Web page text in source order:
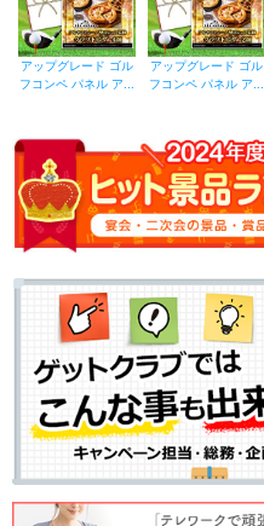
アップグレード ゴル
フコンペ パネル ア...
アップグレード ゴル
フコンペ パネル ア...